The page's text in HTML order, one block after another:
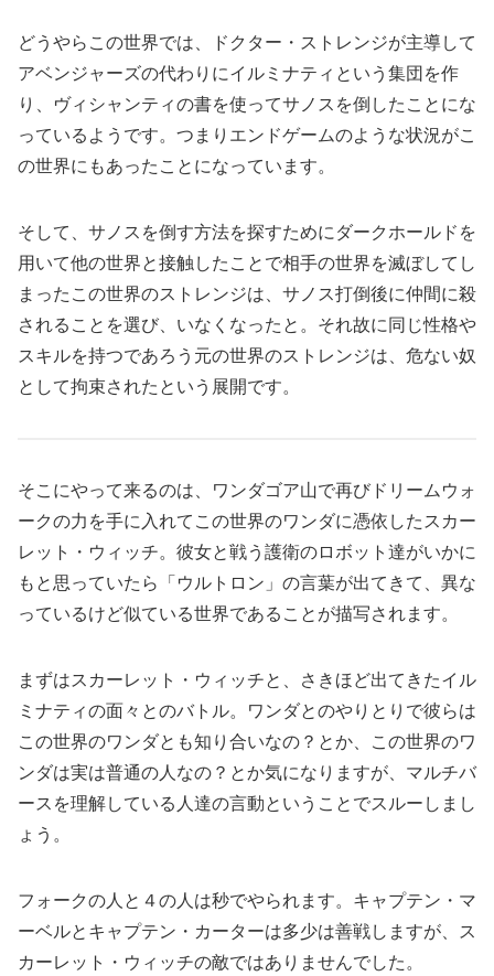
どうやらこの世界では、ドクター・ストレンジが主導して
アベンジャーズの代わりにイルミナティという集団を作
り、ヴィシャンティの書を使ってサノスを倒したことにな
っているようです。つまりエンドゲームのような状況がこ
の世界にもあったことになっています。
そして、サノスを倒す方法を探すためにダークホールドを
用いて他の世界と接触したことで相手の世界を滅ぼしてし
まったこの世界のストレンジは、サノス打倒後に仲間に殺
されることを選び、いなくなったと。それ故に同じ性格や
スキルを持つであろう元の世界のストレンジは、危ない奴
として拘束されたという展開です。
そこにやって来るのは、ワンダゴア山で再びドリームウォ
ークの力を手に入れてこの世界のワンダに憑依したスカー
レット・ウィッチ。彼女と戦う護衛のロボット達がいかに
もと思っていたら「ウルトロン」の言葉が出てきて、異な
っているけど似ている世界であることが描写されます。
まずはスカーレット・ウィッチと、さきほど出てきたイル
ミナティの面々とのバトル。ワンダとのやりとりで彼らは
この世界のワンダとも知り合いなの？とか、この世界のワ
ンダは実は普通の人なの？とか気になりますが、マルチバ
ースを理解している人達の言動ということでスルーしまし
ょう。
フォークの人と４の人は秒でやられます。キャプテン・マ
ーベルとキャプテン・カーターは多少は善戦しますが、ス
カーレット・ウィッチの敵ではありませんでした。